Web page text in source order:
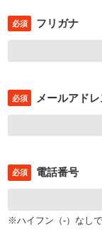
必須 フリガナ
必須 メールアドレ
必須 電話番号
※ハイフン（-）なし